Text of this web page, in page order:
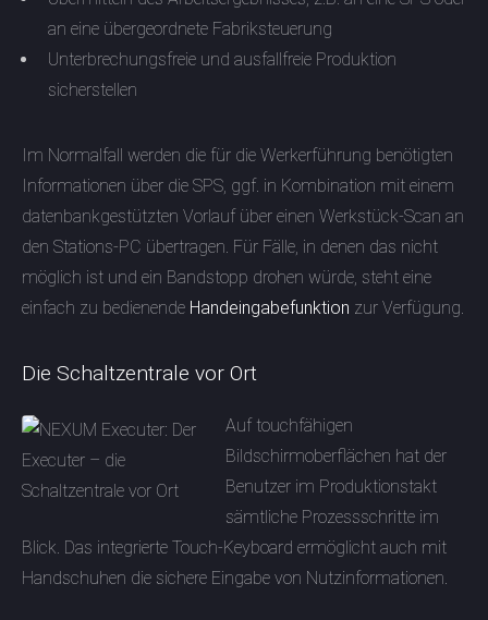
an eine übergeordnete Fabriksteuerung
Unterbrechungsfreie und ausfallfreie Produktion
sicherstellen
Im Normalfall werden die für die Werkerführung benötigten
Informationen über die SPS, ggf. in Kombination mit einem
datenbankgestützten Vorlauf über einen Werkstück-Scan an
den Stations-PC übertragen. Für Fälle, in denen das nicht
möglich ist und ein Bandstopp drohen würde, steht eine
einfach zu bedienende Handeingabefunktion zur Verfügung.
Die Schaltzentrale vor Ort
Auf touchfähigen
Bildschirmoberflächen hat der
Benutzer im Produktionstakt
sämtliche Prozessschritte im
Blick. Das integrierte Touch-Keyboard ermöglicht auch mit
Handschuhen die sichere Eingabe von Nutzinformationen.